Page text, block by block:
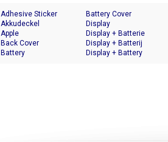
Adhesive Sticker
Akkudeckel
Apple
Back Cover
Battery
Battery Cover
Display
Display + Batterie
Display + Batterij
Display + Battery